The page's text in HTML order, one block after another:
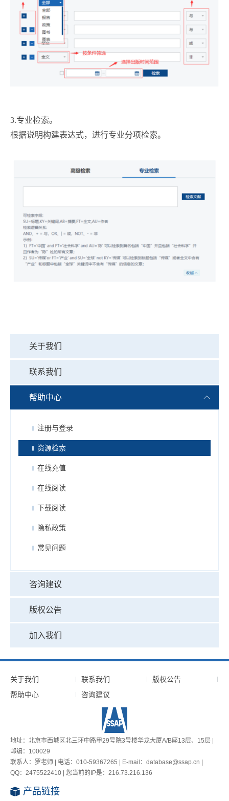
3.专业检索。
根据说明构建表达式，进行专业分项检索。
关于我们
联系我们
帮助中心
注册与登录
资源检索
在线充值
在线阅读
下载阅读
隐私政策
常见问题
咨询建议
版权公告
加入我们
关于我们 联系我们
版权公告
帮助中心
咨询建议
地址：北京市西城区北三环中路甲29号院3号楼华龙大厦A/B座13层、15层 |
邮编：100029
联系人：罗老师 | 电话：010-59367265 | E-mail：database@ssap.cn |
QQ：2475522410 | 您当前的IP是： 216.73.216.136
产品链接